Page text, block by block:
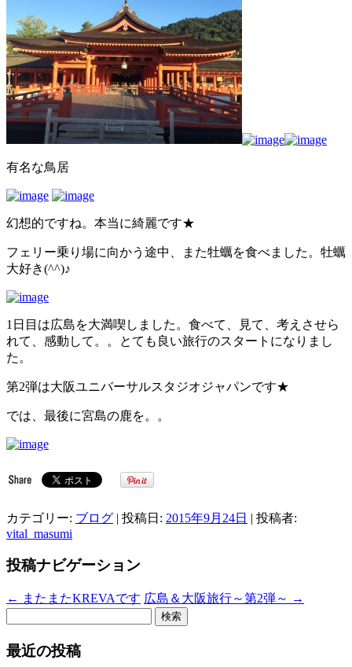
有名な鳥居
幻想的ですね。本当に綺麗です★
フェリー乗り場に向かう途中、また牡蠣を食べました。牡蠣
大好き(^^)♪
1日目は広島を大満喫しました。食べて、見て、考えさせら
れて、感動して。。とても良い旅行のスタートになりまし
た。
第2弾は大阪ユニバーサルスタジオジャパンです★
では、最後に宮島の鹿を。。
カテゴリー: ブログ | 投稿日: 2015年9月24日 | 投稿者:
vital_masumi
投稿ナビゲーション
← またまたKREVAです 広島＆大阪旅行～第2弾～ →
最近の投稿